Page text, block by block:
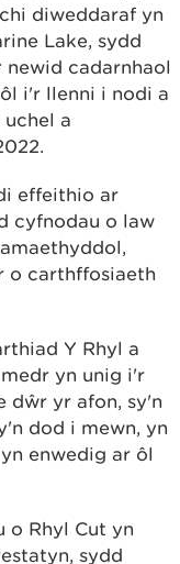
diweddaraf yn
Lake, sydd
cadarnhaol
i'r llenni i nodi a
a
effeithio ar
cyfnodau o law
o carthffosiaeth
Y Rhyl a
yn unig i'r
dŵr yr afon, sy'n
dod i mewn, yn
enwedig ar ôl
o Rhyl Cut yn
sydd